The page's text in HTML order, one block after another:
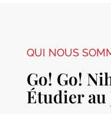
QUI NOUS
Go! Go!
Étudier au